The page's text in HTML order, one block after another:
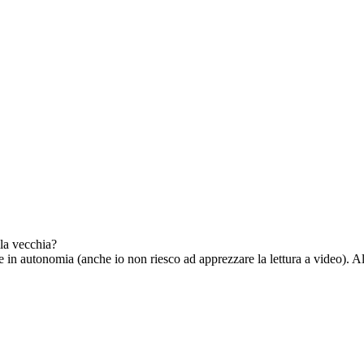
vecchia?
autonomia (anche io non riesco ad apprezzare la lettura a video).